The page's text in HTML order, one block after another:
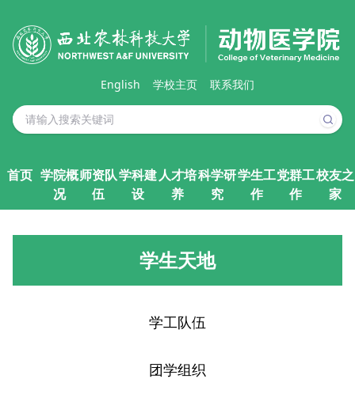
English 学校主页 联系我们
首页 学院概
况
师资队
伍
学科建
设
人才培
养
科学研
究
学生工
作
党群工
作
校友之
家
学生天地
学工队伍
团学组织